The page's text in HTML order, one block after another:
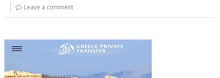
Leave a comment